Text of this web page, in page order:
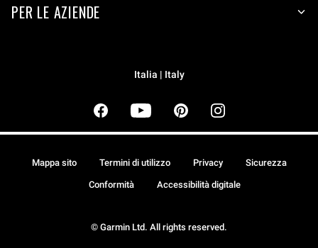
PER LE AZIENDE
Italia | Italy
© Garmin Ltd. All rights reserved.
Mappa sito Termini di utilizzo Privacy Sicurezza
Conformità Accessibilità digitale